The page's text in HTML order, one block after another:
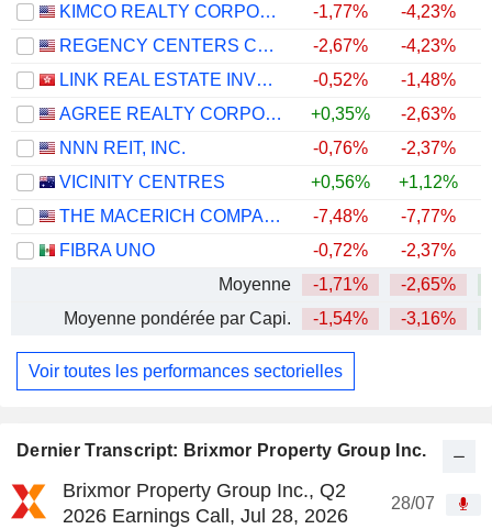
Dernier Transcript: Brixmor Property Group Inc.
Brixmor Property Group Inc., Q2
2026 Earnings Call, Jul 28, 2026
28/07
KIMCO REALTY CORPORATION
-1,77% -4,23%
REGENCY CENTERS CORPORATION
-2,67% -4,23%
LINK REAL ESTATE INVESTMENT TRUST
-0,52% -1,48%
AGREE REALTY CORPORATION
+0,35% -2,63%
NNN REIT, INC.
-0,76% -2,37%
VICINITY CENTRES
+0,56% +1,12%
THE MACERICH COMPANY
-7,48% -7,77%
FIBRA UNO
-0,72% -2,37%
Moyenne
-1,71% -2,65%
Moyenne pondérée par Capi.
-1,54% -3,16%
Voir toutes les performances sectorielles